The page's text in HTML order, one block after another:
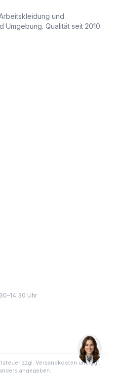
und
Umgebung. Qualität seit 2010.
Uhr
zzgl. Versandkosten und ggf.
angegeben.